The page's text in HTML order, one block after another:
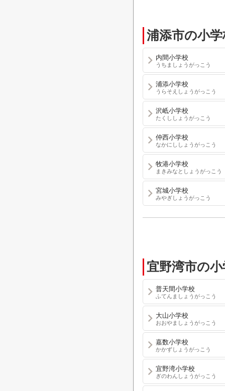
浦添市の小
内間小学校
うちましょうがっこう
浦添小学校
うらそえしょうがっこう
沢岻小学校
たくししょうがっこう
仲西小学校
なかにししょうがっこう
牧港小学校
まきみなとしょうがっこう
宮城小学校
みやぎしょうがっこう
宜野湾市の
普天間小学校
ふてんましょうがっこう
大山小学校
おおやましょうがっこう
嘉数小学校
かかずしょうがっこう
宜野湾小学校
ぎのわんしょうがっこう